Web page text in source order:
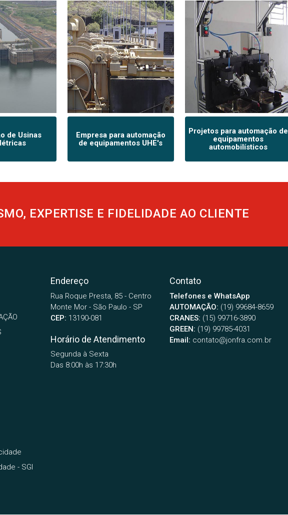
de Usinas
Empresa para automação
de equipamentos UHE's
Projetos para automação de
equipamentos
automobilísticos
EXPERTISE E FIDELIDADE AO CLIENTE
- SGI
Endereço
Rua Roque Presta, 85 - Centro
Monte Mor - São Paulo - SP
CEP: 13190-081
Horário de Atendimento
Segunda à Sexta
Das 8:00h às 17:30h
Contato
Telefones e WhatsApp
AUTOMAÇÃO: (19) 99684-8659
CRANES: (15) 99716-3890
GREEN: (19) 99785-4031
Email: contato@jonfra.com.br